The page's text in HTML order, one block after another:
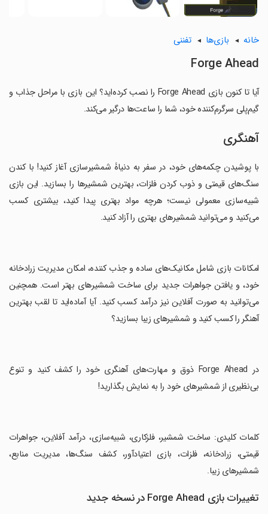
خانه بازی‌ها تفننی
Forge Ahead
آیا تا کنون بازی Forge Ahead را نصب کرده‌اید؟ این بازی با مراحل جذاب و
گیم‌پلی سرگرم‌کننده خود، شما را ساعت‌ها درگیر می‌کند.
آهنگری
با پوشیدن چکمه‌های خود، در سفر به دنیاۀ شمشیرسازی آغاز کنید! با کندن
سنگ‌های قیمتی و ذوب کردن فلزات، بهترین شمشیرها را بسازید. این بازی
شبیه‌سازی معمولی نیست؛ هرچه مواد بهتری پیدا کنید، بیشتری کسب
می‌کنید و می‌توانید شمشیرهای بهتری را آزاد کنید.
‏امکانات بازی شامل مکانیک‌های ساده و جذب کننده، امکان مدیریت زرادخانه
خود، و یافتن جواهرات جدید برای ساخت شمشیرهای بهتر است. همچنین
می‌توانید به صورت آفلاین نیز درآمد کسب کنید. آیا آماده‌اید تا لقب بهترین
آهنگر را کسب کنید و شمشیرهای زیبا بسازید؟
‏در Forge Ahead ذوق و مهارت‌های آهنگری خود را کشف کنید و تنوع
بی‌نظیری از شمشیرهای خود را به نمایش بگذارید!
‏کلمات کلیدی: ساخت شمشیر، فلزکاری، شبیه‌سازی، درآمد آفلاین، جواهرات
قیمتی، زرادخانه، فلزات، بازی اعتیادآور، کشف سنگ‌ها، مدیریت منابع،
شمشیرهای زیبا.
تغییرات بازی Forge Ahead در نسخه جدید